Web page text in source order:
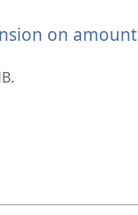
on amount